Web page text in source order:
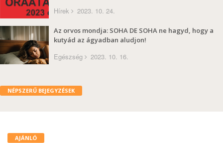
Hírek 2023. 10. 24.
Az orvos mondja: SOHA DE SOHA ne hagyd, hogy a
kutyád az ágyadban aludjon!
Egészség 2023. 10. 16.
NÉPSZERŰ BEJEGYZÉSEK
AJÁNLÓ